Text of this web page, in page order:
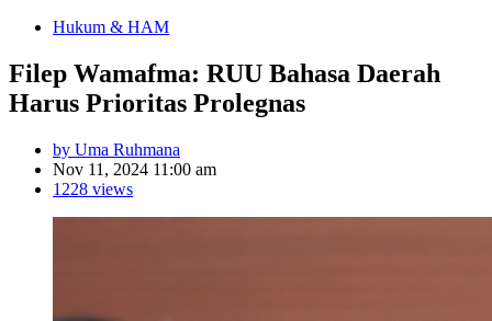
Hukum & HAM
Filep Wamafma: RUU Bahasa Daerah
Harus Prioritas Prolegnas
by Uma Ruhmana
Nov 11, 2024 11:00 am
1228 views